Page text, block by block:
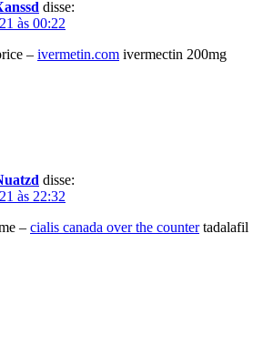
disse:
às 00:22
– ivermetin.com ivermectin 200mg
disse:
às 22:32
– cialis canada over the countertadalafil